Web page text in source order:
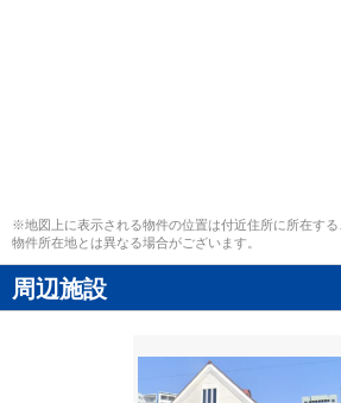
※地図上に表示される物件の位置は付近住所に所在す
物件所在地とは異なる場合がございます。
周辺施設